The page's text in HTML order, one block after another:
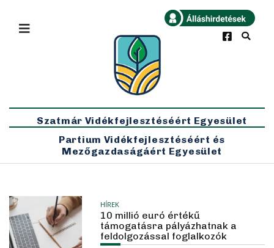
Legfrissebb
×
Szatmár Vidékfejlesztéséért Egyesület
Partium Vidékfejlesztéséért és
Mezőgazdaságáért Egyesület
HÍREK
10 millió euró értékű
támogatásra pályázhatnak a
feldolgozással foglalkozók